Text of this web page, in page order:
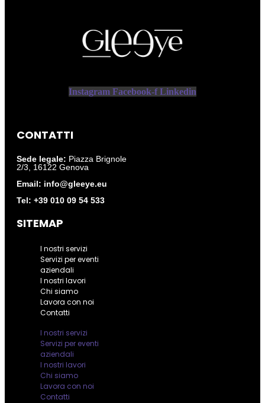
Instagram Facebook-f Linkedin
CONTATTI
Sede legale: Piazza Brignole
2/3, 16122 Genova
Email: info@gleeye.eu
Tel: +39 010 09 54 533
SITEMAP
I nostri servizi
Servizi per eventi
aziendali
I nostri lavori
Chi siamo
Lavora con noi
Contatti
I nostri servizi
Servizi per eventi
aziendali
I nostri lavori
Chi siamo
Lavora con noi
Contatti